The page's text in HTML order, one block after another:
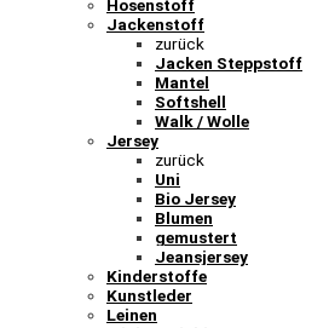
Hosenstoff
Jackenstoff
zurück
Jacken Steppstoff
Mantel
Softshell
Walk / Wolle
Jersey
zurück
Uni
Bio Jersey
Blumen
gemustert
Jeansjersey
Kinderstoffe
Kunstleder
Leinen